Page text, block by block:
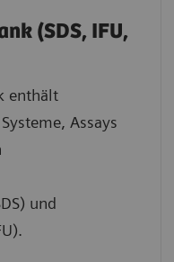
(SDS, IFU,
enthält
Assays
und